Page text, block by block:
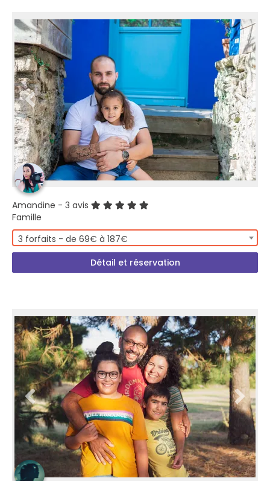
Amandine - 3 avis
Famille
3 forfaits - de 69€ à 187€
Détail et réservation